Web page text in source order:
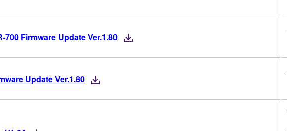
700 Firmware Update Ver.1.80
Update Ver.1.80